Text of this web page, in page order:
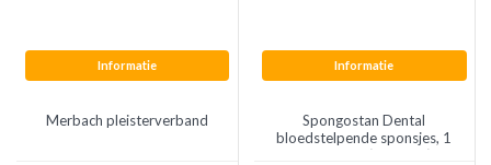
Informatie
Merbach pleisterverband
Informatie
Spongostan Dental
bloedstelpende sponsjes, 1
x 1 x 1 cm. (24 stuks)